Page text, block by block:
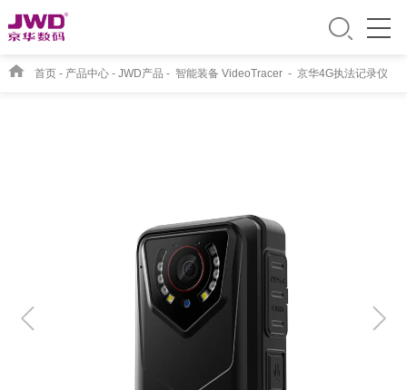
首页- 产品中心- JWD产品 - 智能装备 VideoTracer- 京华4G执法记录仪